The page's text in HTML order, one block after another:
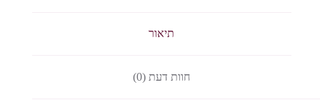
תיאור
חוות דעת (0)